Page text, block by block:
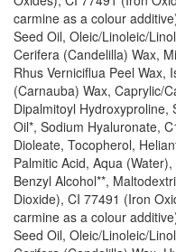
carmine as a colour
Seed Oil, Oleic/Linoleic/
Cerifera (Candelilla) Wax,
Rhus Verniciflua Peel Wax,
(Carnauba) Wax, Caprylic/
Dipalmitoyl Hydroxyproline,
Oil*, Sodium Hyaluronate,
Dioleate, Tocopherol,
Palmitic Acid, Aqua
Benzyl Alcohol**,
Dioxide), CI 77491 (Iron
carmine as a colour
Seed Oil, Oleic/Linoleic/